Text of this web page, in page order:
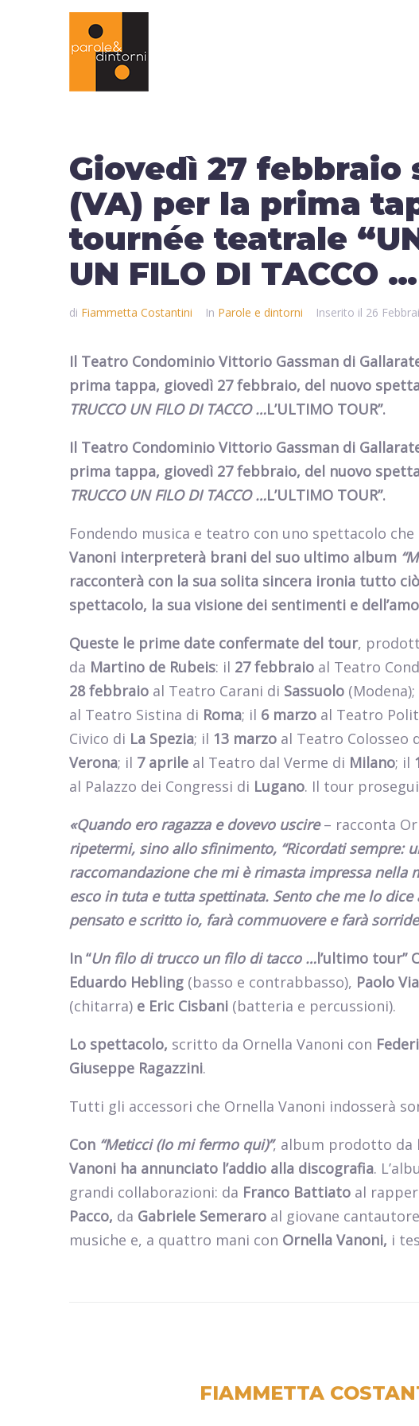
Giovedì 27 febbraio
(VA) per la prima
tournée teatrale
UN FILO DI TACCO
di Fiammetta Costantini In Parole e dintorni Inserito il 26
Il Teatro Condominio Vittorio Gassman di
prima tappa, giovedì 27 febbraio, del nuovo
TRUCCO UN FILO DI TACCO …L’ULTIMO TOUR”.
Il Teatro Condominio Vittorio Gassman di
prima tappa, giovedì 27 febbraio, del nuovo
TRUCCO UN FILO DI TACCO …L’ULTIMO TOUR”.
Fondendo musica e teatro con uno spettacolo che
Vanoni interpreterà brani del suo ultimo album
racconterà con la sua solita sincera ironia tutto
spettacolo, la sua visione dei sentimenti e
Queste le prime date confermate del tour,
da Martino de Rubeis: il 27 febbraio al Teatro
28 febbraio al Teatro Carani di Sassuolo (Modena);
al Teatro Sistina di Roma; il 6 marzo al Teatro
Civico di La Spezia; il 13 marzo al Teatro Colosseo
Verona; il 7 aprile al Teatro dal Verme di Milano; il
al Palazzo dei Congressi di Lugano. Il tour
«Quando ero ragazza e dovevo uscire– racconta
ripetermi, sino allo sfinimento, “Ricordati sempre:
raccomandazione che mi è rimasta impressa nella
esco in tuta e tutta spettinata. Sento che me lo dice
pensato e scritto io, farà commuovere e farà
In “Un filo di trucco un filo di tacco …l’ultimo tour”
Eduardo Hebling (basso e contrabbasso), Paolo
(chitarra) e Eric Cisbani (batteria e percussioni).
Lo spettacolo, scritto da Ornella Vanoni con
Giuseppe Ragazzini.
Tutti gli accessori che Ornella Vanoni indosserà
Con “Meticci (Io mi fermo qui)”, album prodotto da
Vanoni ha annunciato l’addio alla discografia.
grandi collaborazioni: da Franco Battiato al
Pacco, da Gabriele Semeraro al giovane
musiche e, a quattro mani con Ornella Vanoni, i
FIAMMETTA